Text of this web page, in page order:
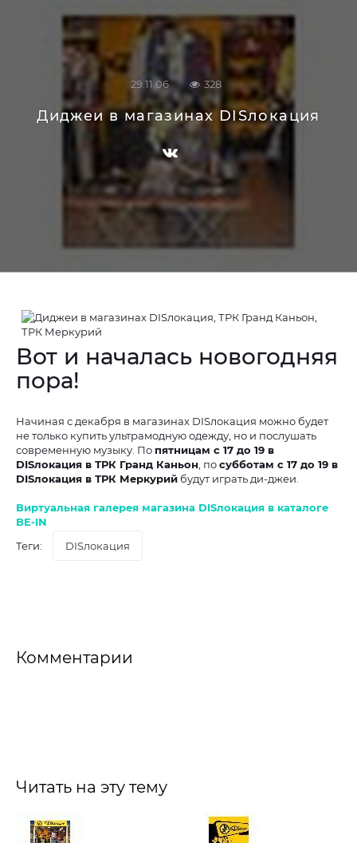
29.11.06 328
Диджеи в магазинах DISлокация
Вот и началась новогодняя
пора!
Начиная с декабря в магазинах DISлокация можно будет
не только купить ультрамодную одежду, но и послушать
современную музыку. По пятницам с 17 до 19 в
DISлокация в ТРК Гранд Каньон , посубботам с 17 до 19 в
DISлокация в ТРК Меркурий будут играть ди-джеи.
Виртуальная галерея магазина DISлокация в каталоге
BE-IN
Теги:
DISлокация
Комментарии
Читать на эту тему